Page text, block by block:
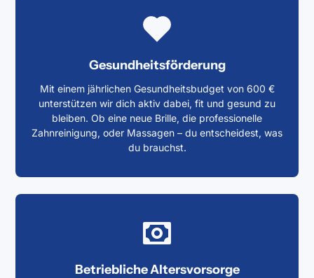
Gesundheitsförderung
Mit einem jährlichen Gesundheitsbudget von 600 €
unterstützen wir dich aktiv dabei, fit und gesund zu
bleiben. Ob eine neue Brille, die professionelle
Zahnreinigung, oder Massagen – du entscheidest, was
du brauchst.
Betriebliche Altersvorsorge